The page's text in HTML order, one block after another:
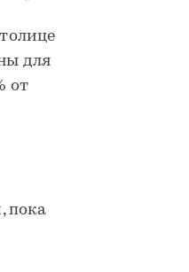
для
от
пока